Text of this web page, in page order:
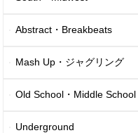
Abstract・Breakbeats
Mash Up・ジャグリング
Old School・Middle School
Underground